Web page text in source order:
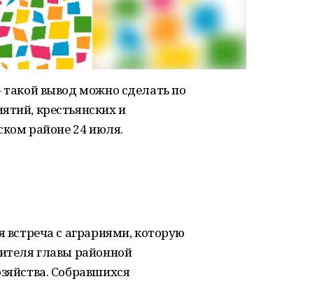
вывод можно сделать по
крестьянских и
районе 24 июля.
с аграриями, которую
главы районной
Собравшихся